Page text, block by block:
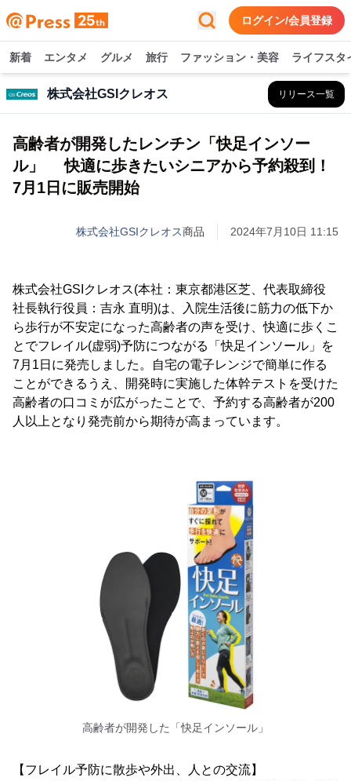
ログイン/会員登録
新着 エンタメ グルメ 旅行 ファッション・美容 ライフスタ
株式会社GSIクレオス リリース一覧
高齢者が開発したレンチン「快足インソー
ル」 快適に歩きたいシニアから予約殺到！
7月1日に販売開始
株式会社GSIクレオス商品 2024年7月10日 11:15
株式会社GSIクレオス(本社：東京都港区芝、代表取締役
社長執行役員：吉永 直明)は、入院生活後に筋力の低下か
ら歩行が不安定になった高齢者の声を受け、快適に歩くこ
とでフレイル(虚弱)予防につながる「快足インソール」を
7月1日に発売しました。自宅の電子レンジで簡単に作る
ことができるうえ、開発時に実施した体幹テストを受けた
高齢者の口コミが広がったことで、予約する高齢者が200
人以上となり発売前から期待が高まっています。
高齢者が開発した「快足インソール」
【フレイル予防に散歩や外出、人との交流】